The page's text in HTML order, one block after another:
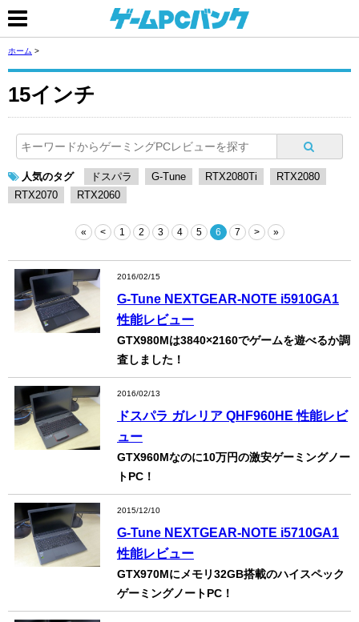
ホーム >
15インチ
人気のタグ ドスパラ G-Tune RTX2080Ti
RTX2080
RTX2070
RTX2060
« < 1 2 3 4 5 6 7 > »
2016/02/15
G-Tune NEXTGEAR-NOTE i5910GA1
性能レビュー
GTX980Mは3840×2160でゲームを遊べるか調
査しました！
2016/02/13
ドスパラ ガレリア QHF960HE 性能レビ
ュー
GTX960Mなのに10万円の激安ゲーミングノー
トPC！
2015/12/10
G-Tune NEXTGEAR-NOTE i5710GA1
性能レビュー
GTX970Mにメモリ32GB搭載のハイスペック
ゲーミングノートPC！